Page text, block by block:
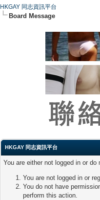
HKGAY 同志資訊平台
Board Message
HKGAY 同志資訊平台
You are either not logged in or
You are not logged in or
You do not have
perform this action.